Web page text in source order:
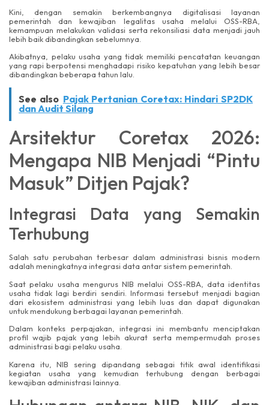
Kini, dengan semakin berkembangnya digitalisasi layanan
pemerintah dan kewajiban legalitas usaha melalui OSS-RBA,
kemampuan melakukan validasi serta rekonsiliasi data menjadi jauh
lebih baik dibandingkan sebelumnya.
Akibatnya, pelaku usaha yang tidak memiliki pencatatan keuangan
yang rapi berpotensi menghadapi risiko kepatuhan yang lebih besar
dibandingkan beberapa tahun lalu.
See also Pajak Pertanian Coretax: Hindari SP2DK
dan Audit Silang
Arsitektur Coretax 2026:
Mengapa NIB Menjadi “Pintu
Masuk” Ditjen Pajak?
Integrasi Data yang Semakin
Terhubung
Salah satu perubahan terbesar dalam administrasi bisnis modern
adalah meningkatnya integrasi data antar sistem pemerintah.
Saat pelaku usaha mengurus NIB melalui OSS-RBA, data identitas
usaha tidak lagi berdiri sendiri. Informasi tersebut menjadi bagian
dari ekosistem administrasi yang lebih luas dan dapat digunakan
untuk mendukung berbagai layanan pemerintah.
Dalam konteks perpajakan, integrasi ini membantu menciptakan
profil wajib pajak yang lebih akurat serta mempermudah proses
administrasi bagi pelaku usaha.
Karena itu, NIB sering dipandang sebagai titik awal identifikasi
kegiatan usaha yang kemudian terhubung dengan berbagai
kewajiban administrasi lainnya.